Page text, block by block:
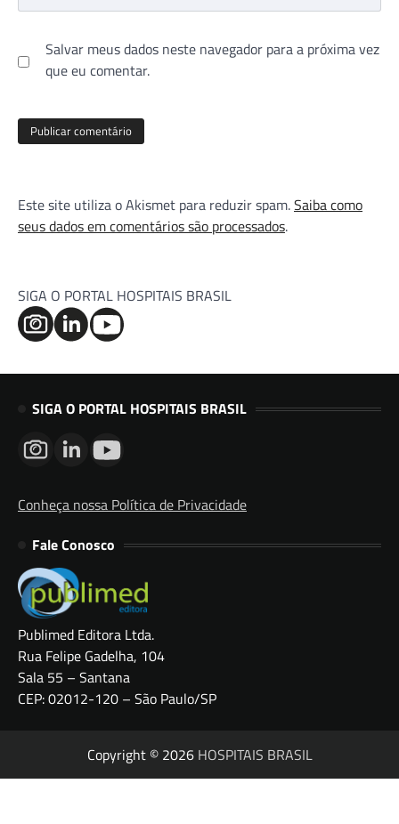
Salvar meus dados neste navegador para a próxima vez
que eu comentar.
Este site utiliza o Akismet para reduzir spam.Saiba como
seus dados em comentários são processados.
SIGA O PORTAL HOSPITAIS BRASIL
SIGA O PORTAL HOSPITAIS BRASIL
Conheça nossa Política de Privacidade
Fale Conosco
Publimed Editora Ltda.
Rua Felipe Gadelha, 104
Sala 55 – Santana
CEP: 02012-120 – São Paulo/SP
Copyright © 2026 HOSPITAIS BRASIL